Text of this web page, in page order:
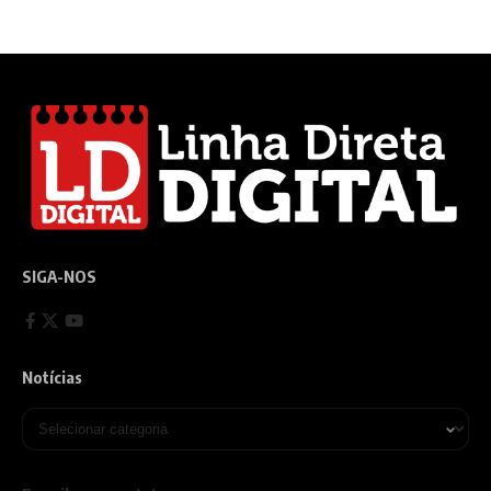
SIGA-NOS
Notícias